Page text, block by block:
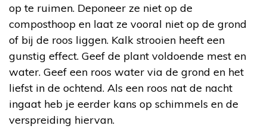
op te ruimen. Deponeer ze niet op de
composthoop en laat ze vooral niet op de grond
of bij de roos liggen. Kalk strooien heeft een
gunstig effect. Geef de plant voldoende mest en
water. Geef een roos water via de grond en het
liefst in de ochtend. Als een roos nat de nacht
ingaat heb je eerder kans op schimmels en de
verspreiding hiervan.